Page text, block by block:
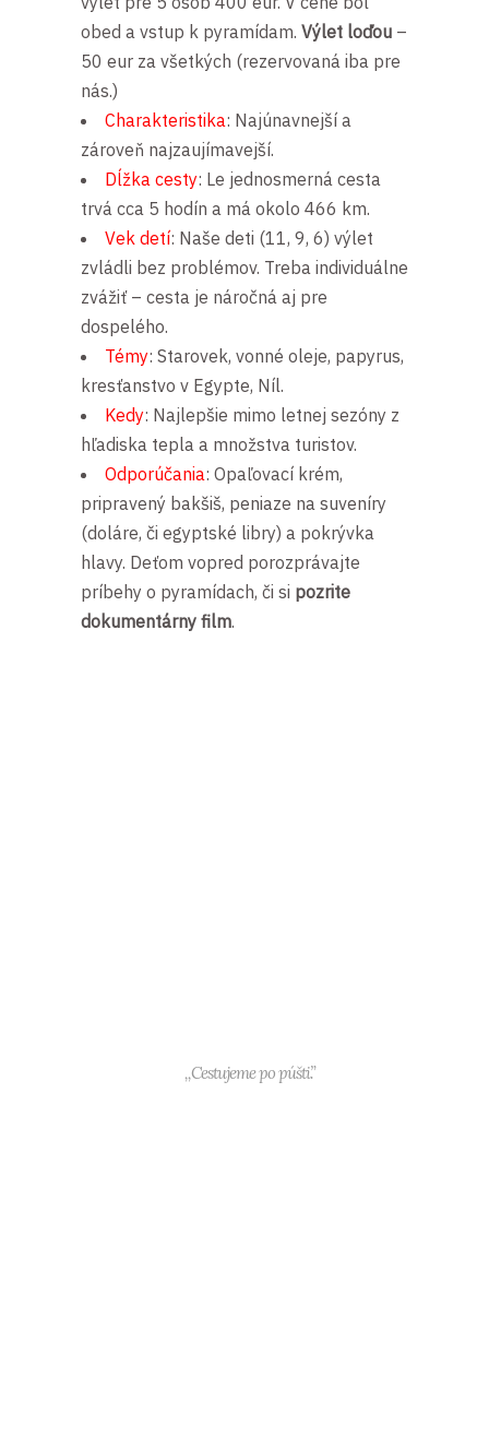
obed a vstup k pyramídam. Výlet loďou –
50 eur za všetkých (rezervovaná iba pre
nás.)
Charakteristika: Najúnavnejší a
zároveň najzaujímavejší.
Dĺžka cesty: Le jednosmerná cesta
trvá cca 5 hodín a má okolo 466 km.
Vek detí: Naše deti (11, 9, 6) výlet
zvládli bez problémov. Treba individuálne
zvážiť – cesta je náročná aj pre
dospelého.
Témy: Starovek, vonné oleje, papyrus,
kresťanstvo v Egypte, Níl.
Kedy: Najlepšie mimo letnej sezóny z
hľadiska tepla a množstva turistov.
Odporúčania: Opaľovací krém,
pripravený bakšiš, peniaze na suveníry
(doláre, či egyptské libry) a pokrývka
hlavy. Deťom vopred porozprávajte
príbehy o pyramídach, či si pozrite
dokumentárny film.
,,Cestujeme po púšti.”